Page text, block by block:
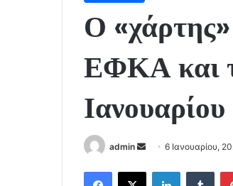
Ο
ΕΦΚΑ και
Ιανουαρίου
admin
Send
email
6 Ιανουαρίου,
Facebook
X LinkedIn